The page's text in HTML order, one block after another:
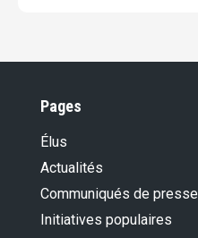
Pages
Élus
Actualités
Communiqués de presse
Initiatives populaires